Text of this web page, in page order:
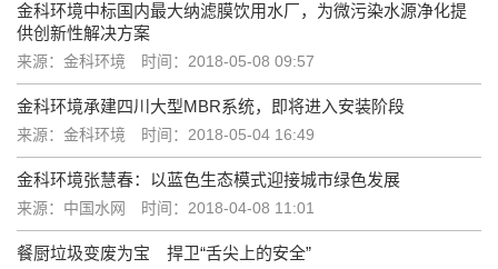
金科环境中标国内最大纳滤膜饮用水厂，为微污染水源净化提
供创新性解决方案
来源：金科环境 时间：2018-05-08 09:57
金科环境承建四川大型MBR系统，即将进入安装阶段
来源：金科环境 时间：2018-05-04 16:49
金科环境张慧春：以蓝色生态模式迎接城市绿色发展
来源：中国水网 时间：2018-04-08 11:01
餐厨垃圾变废为宝 捍卫“舌尖上的安全”